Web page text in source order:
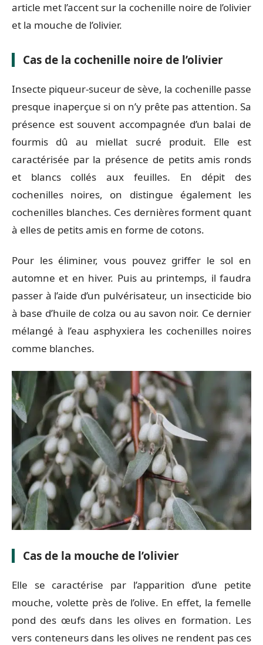
article met l’accent sur la cochenille noire de l’olivier
et la mouche de l’olivier.
Cas de la cochenille noire de l’olivier
Insecte piqueur-suceur de sève, la cochenille passe
presque inaperçue si on n’y prête pas attention. Sa
présence est souvent accompagnée d’un balai de
fourmis dû au miellat sucré produit. Elle est
caractérisée par la présence de petits amis ronds
et blancs collés aux feuilles. En dépit des
cochenilles noires, on distingue également les
cochenilles blanches. Ces dernières forment quant
à elles de petits amis en forme de cotons.
Pour les éliminer, vous pouvez griffer le sol en
automne et en hiver. Puis au printemps, il faudra
passer à l’aide d’un pulvérisateur, un insecticide bio
à base d’huile de colza ou au savon noir. Ce dernier
mélangé à l’eau asphyxiera les cochenilles noires
comme blanches.
Cas de la mouche de l’olivier
Elle se caractérise par l’apparition d’une petite
mouche, volette près de l’olive. En effet, la femelle
pond des œufs dans les olives en formation. Les
vers conteneurs dans les olives ne rendent pas ces